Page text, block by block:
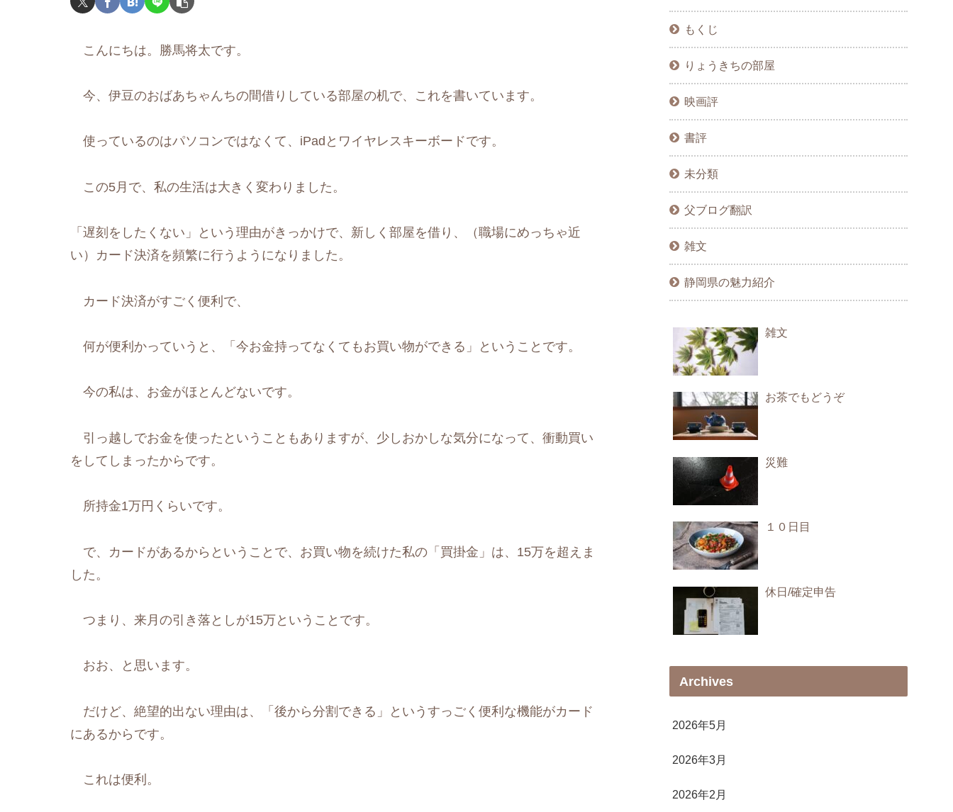
こんにちは。勝馬将太です。
今、伊豆のおばあちゃんちの間借りしている部屋の机で、これを書いています。
使っているのはパソコンではなくて、iPadとワイヤレスキーボードです。
この5月で、私の生活は大きく変わりました。
「遅刻をしたくない」という理由がきっかけで、新しく部屋を借り、（職場にめっちゃ近
い）カード決済を頻繁に行うようになりました。
カード決済がすごく便利で、
何が便利かっていうと、「今お金持ってなくてもお買い物ができる」ということです。
今の私は、お金がほとんどないです。
引っ越しでお金を使ったということもありますが、少しおかしな気分になって、衝動買い
をしてしまったからです。
所持金1万円くらいです。
で、カードがあるからということで、お買い物を続けた私の「買掛金」は、15万を超えま
した。
つまり、来月の引き落としが15万ということです。
おお、と思います。
だけど、絶望的出ない理由は、「後から分割できる」というすっごく便利な機能がカード
にあるからです。
これは便利。
もくじ
りょうきちの部屋
映画評
書評
未分類
父ブログ翻訳
雑文
静岡県の魅力紹介
雑文
お茶でもどうぞ
災難
１０日目
休日/確定申告
Archives
2026年5月
2026年3月
2026年2月